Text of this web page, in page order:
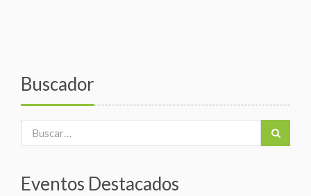
Buscador
Eventos Destacados